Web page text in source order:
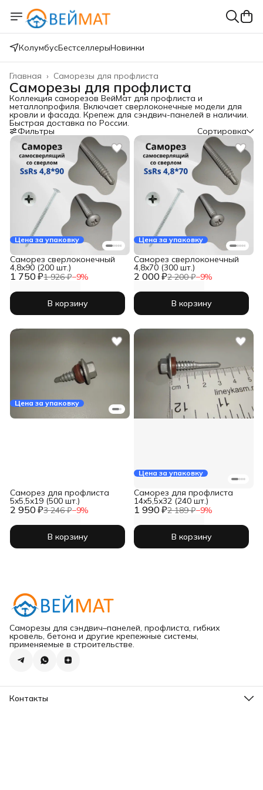
КолумбусБестселлерыНовинки
Саморезы для профлиста
Главная ›
Саморезы для профлиста
Коллекция саморезов ВейМат для профлиста и
металлопрофиля. Включает сверлоконечные модели для
кровли и фасада. Крепеж для сэндвич-панелей в наличии.
Быстрая доставка по России.
Фильтры Сортировка
Цена за упаковку
1 750 ₽1 926 ₽−9%
Саморез сверлоконечный
4,8x90 (200 шт.)
В корзину
Цена за упаковку
2 000 ₽2 200 ₽−9%
Саморез сверлоконечный
4,8x70 (300 шт.)
В корзину
Цена за упаковку
2 950 ₽3 246 ₽−9%
Саморез для профлиста
5x5,5x19 (500 шт.)
В корзину
Цена за упаковку
1 990 ₽2 189 ₽−9%
Саморез для профлиста
14x5,5x32 (240 шт.)
В корзину
Саморезы для сэндвич–панелей, профлиста, гибких
кровель, бетона и другие крепежные системы,
применяемые в строительстве.
Контакты